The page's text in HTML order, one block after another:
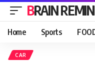
BRAIN
Home Sports
CAR